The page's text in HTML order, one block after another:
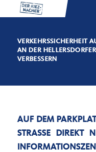
VERKEHRSSICHERHEIT
AN DER HELLERSDORFER
ERBESSERN
AUF DEM
STRASSE DIREKT